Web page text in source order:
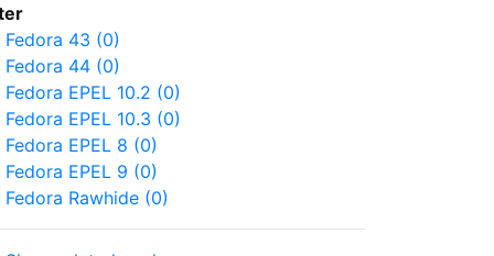
Fedora 43 (0)
Fedora 44 (0)
Fedora EPEL 10.2 (0)
Fedora EPEL 10.3 (0)
Fedora EPEL 8 (0)
Fedora EPEL 9 (0)
Fedora Rawhide (0)